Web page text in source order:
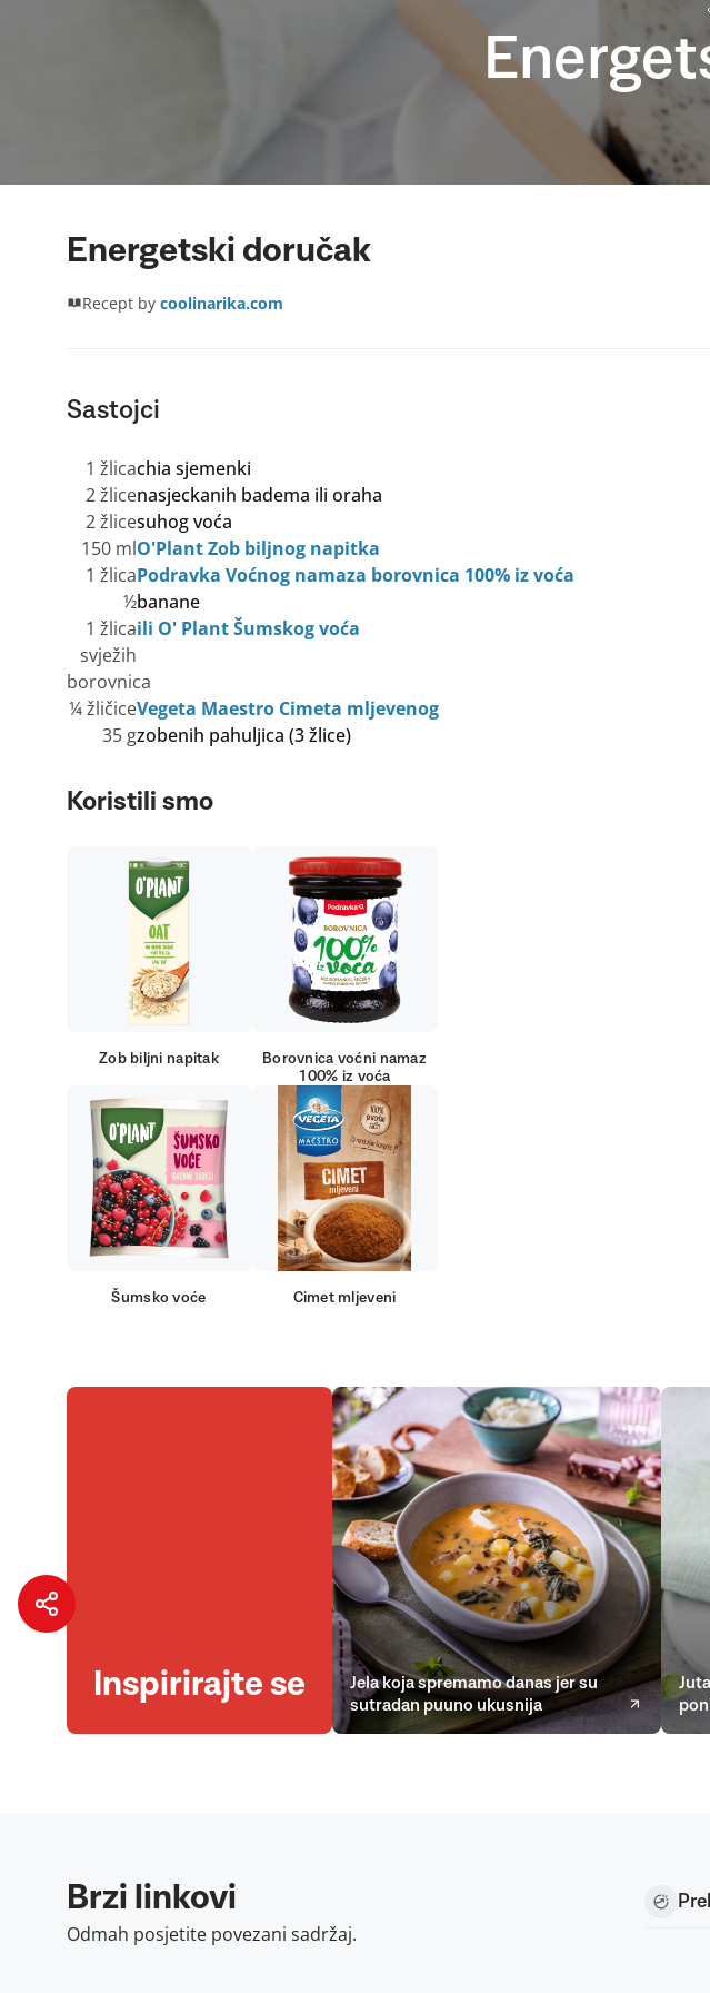
Energetski doručak
Recept by coolinarika.com
Sastojci
1 žlicachia sjemenki
2 žlicenasjeckanih badema ili oraha
2 žlicesuhog voća
150 mlO'Plant Zob biljnog napitka
1 žlicaPodravka Voćnog namaza borovnica 100% iz voća
½banane
1 žlica
svježih
borovnica
ili O' Plant Šumskog voća
¼ žličiceVegeta Maestro Cimeta mljevenog
35 gzobenih pahuljica (3 žlice)
Koristili smo
Zob biljni napitak
Borovnica voćni namaz
100% iz voća
Šumsko voće Cimet mljeveni
Inspirirajte se
Jela koja spremamo danas jer su
sutradan puuno ukusnija
Brzi linkovi
Odmah posjetite povezani sadržaj.